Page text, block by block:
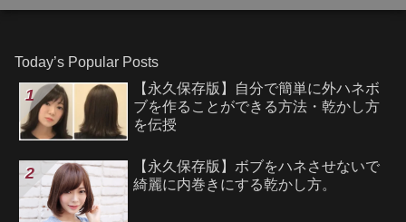
Today’s Popular Posts
【永久保存版】自分で簡単に外ハネボ
ブを作ることができる方法・乾かし方
を伝授
【永久保存版】ボブをハネさせないで
綺麗に内巻きにする乾かし方。